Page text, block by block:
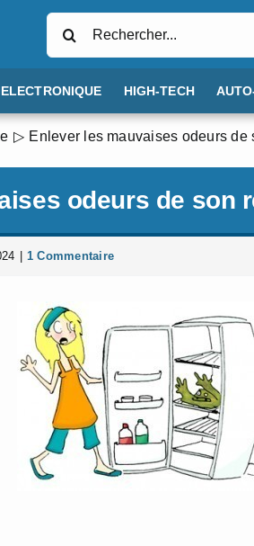
ELECTRONIQUE HIGH-TECH
Enlever les mauvaises odeurs de
odeurs de son
1 Commentaire